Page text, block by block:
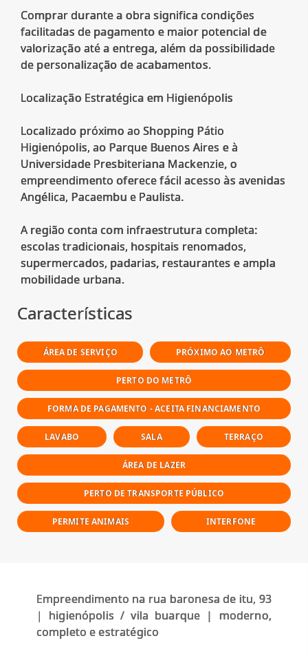
Comprar durante a obra significa condições
facilitadas de pagamento e maior potencial de
valorização até a entrega, além da possibilidade
de personalização de acabamentos.
Localização Estratégica em Higienópolis
Localizado próximo ao Shopping Pátio
Higienópolis, ao Parque Buenos Aires e à
Universidade Presbiteriana Mackenzie, o
empreendimento oferece fácil acesso às avenidas
Angélica, Pacaembu e Paulista.
A região conta com infraestrutura completa:
escolas tradicionais, hospitais renomados,
supermercados, padarias, restaurantes e ampla
mobilidade urbana.
Características
ÁREA DE SERVIÇO PRÓXIMO AO METRÔ
PERTO DO METRÔ
FORMA DE PAGAMENTO - ACEITA FINANCIAMENTO
LAVABO SALA TERRAÇO
ÁREA DE LAZER
PERTO DE TRANSPORTE PÚBLICO
PERMITE ANIMAIS INTERFONE
Empreendimento na rua baronesa de itu, 93
| higienópolis / vila buarque | moderno,
completo e estratégico